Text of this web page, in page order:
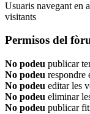
Usuaris navegant en
visitants
Permisos del
No podeu publicar
No podeu respondre
No podeu editar les
No podeu eliminar
No podeu publicar